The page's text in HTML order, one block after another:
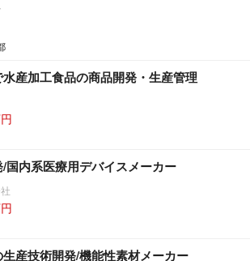
産加工食品の商品開発・生産管理
国内系医療用デバイスメーカー
産技術開発/機能性素材メーカー